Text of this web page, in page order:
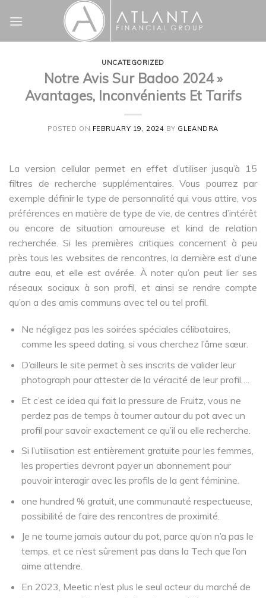
UNCATEGORIZED
Notre Avis Sur Badoo 2024 »
Avantages, Inconvénients Et Tarifs
POSTED ON FEBRUARY 19, 2024 BY GLEANDRA
La version cellular permet en effet d’utiliser jusqu’à 15
filtres de recherche supplémentaires. Vous pourrez par
exemple définir le type de personnalité qui vous attire, vos
préférences en matière de type de vie, de centres d’intérêt
ou encore de situation amoureuse et kind de relation
recherchée. Si les premières critiques concernent à peu
près tous les websites de rencontres, la dernière est d’une
autre eau, et elle est avérée. À noter qu’on peut lier ses
réseaux sociaux à son profil, et ainsi se rendre compte
qu’on a des amis communs avec tel ou tel profil.
Ne négligez pas les soirées spéciales célibataires,
comme les speed dating, si vous cherchez l’âme sœur.
D’ailleurs le site permet à ses inscrits de valider leur
photograph pour attester de la véracité de leur profil….
Et c’est ce idea qui fait la pressure de Fruitz, vous ne
perdez pas de temps à tourner autour du pot avec un
profil pour savoir exactement ce qu’il ou elle recherche.
Si l’utilisation est entièrement gratuite pour les femmes,
les properties devront payer un abonnement pour
pouvoir interagir avec les profils de la gent féminine.
one hundred % gratuit, une communauté respectueuse,
possibilité de faire des rencontres de proximité.
Je ne tourne jamais autour du pot, parce qu’on n’a pas le
temps, et ce n’est sûrement pas dans la Tech que l’on
aime attendre.
En 2023, Meetic n’est plus le seul acteur du marché de